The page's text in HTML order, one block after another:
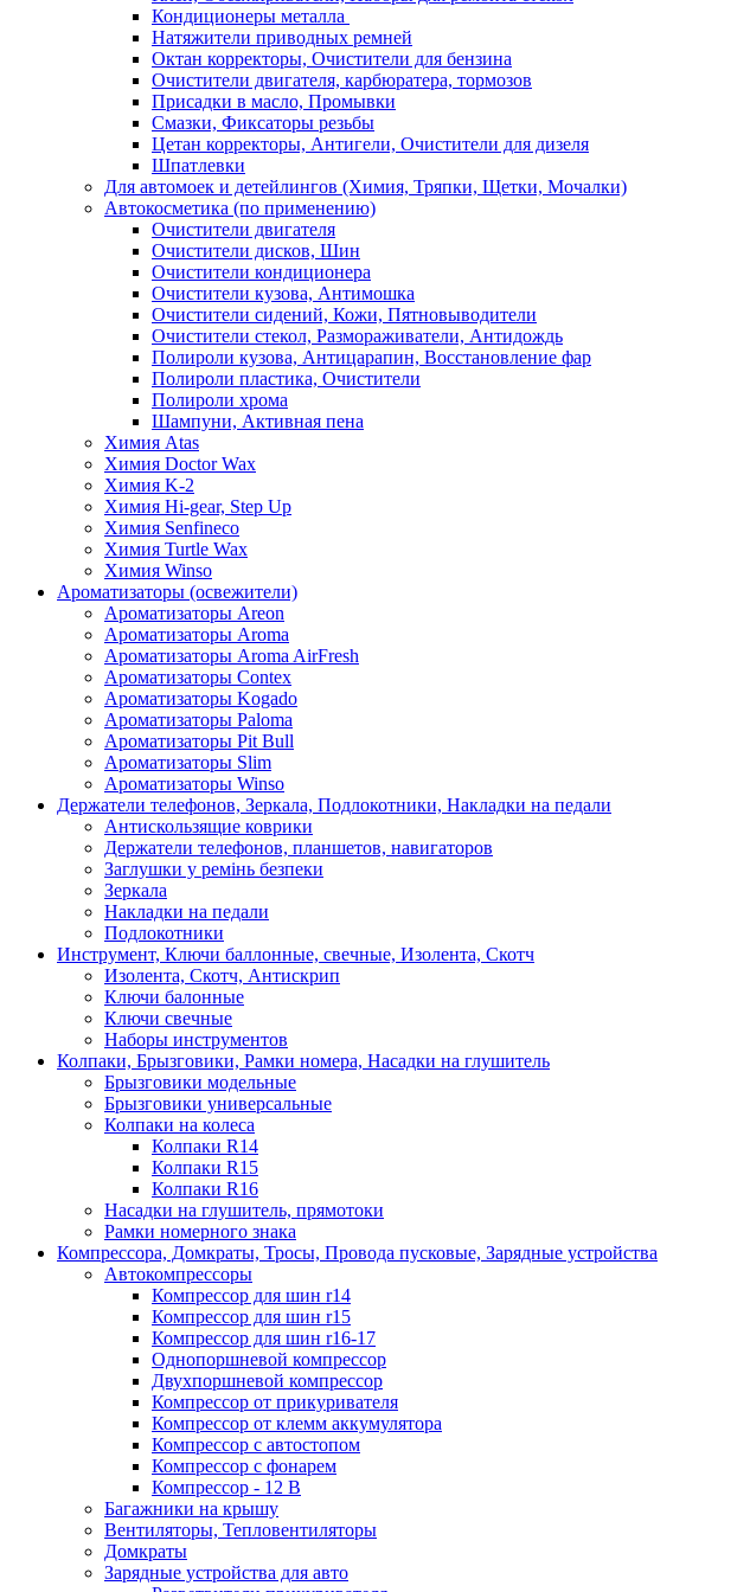
Кондиционеры металла
Натяжители приводных ремней
Октан корректоры, Очистители для бензина
Очистители двигателя, карбюратера, тормозов
Присадки в масло, Промывки
Смазки, Фиксаторы резьбы
Цетан корректоры, Антигели, Очистители для дизеля
Шпатлевки
Для автомоек и детейлингов (Химия, Тряпки, Щетки, Мочалки)
Автокосметика (по применению)
Очистители двигателя
Очистители дисков, Шин
Очистители кондиционера
Очистители кузова, Антимошка
Очистители сидений, Кожи, Пятновыводители
Очистители стекол, Размораживатели, Антидождь
Полироли кузова, Антицарапин, Восстановление фар
Полироли пластика, Очистители
Полироли хрома
Шампуни, Активная пена
Химия Atas
Химия Doctor Wax
Химия K-2
Химия Hi-gear, Step Up
Химия Senfineco
Химия Turtle Wax
Химия Winso
Ароматизаторы (освежители)
Ароматизаторы Areon
Ароматизаторы Aroma
Ароматизаторы Aroma AirFresh
Ароматизаторы Contex
Ароматизаторы Kogado
Ароматизаторы Paloma
Ароматизаторы Pit Bull
Ароматизаторы Slim
Ароматизаторы Winso
Держатели телефонов, Зеркала, Подлокотники, Накладки на педали
Антискользящие коврики
Держатели телефонов, планшетов, навигаторов
Заглушки у ремінь безпеки
Зеркала
Накладки на педали
Подлокотники
Инструмент, Ключи баллонные, свечные, Изолента, Скотч
Изолента, Скотч, Антискрип
Ключи балонные
Ключи свечные
Наборы инструментов
Колпаки, Брызговики, Рамки номера, Насадки на глушитель
Брызговики модельные
Брызговики универсальные
Колпаки на колеса
Колпаки R14
Колпаки R15
Колпаки R16
Насадки на глушитель, прямотоки
Рамки номерного знака
Компрессора, Домкраты, Тросы, Провода пусковые, Зарядные устройства
Автокомпрессоры
Компрессор для шин r14
Компрессор для шин r15
Компрессор для шин r16-17
Однопоршневой компрессор
Двухпоршневой компрессор
Компрессор от прикуривателя
Компрессор от клемм аккумулятора
Компрессор с автостопом
Компрессор с фонарем
Компрессор - 12 В
Багажники на крышу
Вентиляторы, Тепловентиляторы
Домкраты
Зарядные устройства для авто